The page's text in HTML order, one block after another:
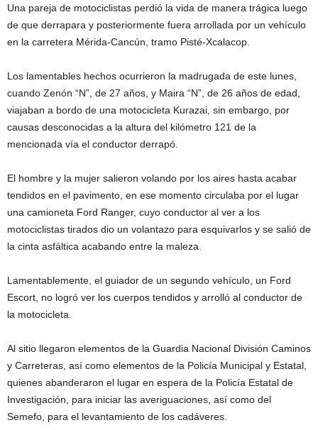
Una pareja de motociclistas perdió la vida de manera trágica luego
de que derrapara y posteriormente fuera arrollada por un vehículo
en la carretera Mérida-Cancún, tramo Pisté-Xcalacop.
Los lamentables hechos ocurrieron la madrugada de este lunes,
cuando Zenón “N”, de 27 años, y Maira “N”, de 26 años de edad,
viajaban a bordo de una motocicleta Kurazai, sin embargo, por
causas desconocidas a la altura del kilómetro 121 de la
mencionada vía el conductor derrapó.
El hombre y la mujer salieron volando por los aires hasta acabar
tendidos en el pavimento, en ese momento circulaba por el lugar
una camioneta Ford Ranger, cuyo conductor al ver a los
motociclistas tirados dio un volantazo para esquivarlos y se salió de
la cinta asfáltica acabando entre la maleza.
Lamentablemente, el guiador de un segundo vehículo, un Ford
Escort, no logró ver los cuerpos tendidos y arrolló al conductor de
la motocicleta.
Al sitio llegaron elementos de la Guardia Nacional División Caminos
y Carreteras, así como elementos de la Policía Municipal y Estatal,
quienes abanderaron el lugar en espera de la Policía Estatal de
Investigación, para iniciar las averiguaciones, así como del
Semefo, para el levantamiento de los cadáveres.